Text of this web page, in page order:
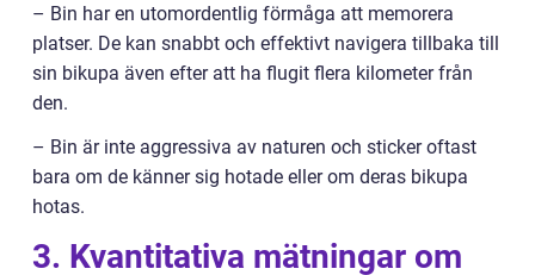
– Bin har en utomordentlig förmåga att memorera
platser. De kan snabbt och effektivt navigera tillbaka till
sin bikupa även efter att ha flugit flera kilometer från
den.
– Bin är inte aggressiva av naturen och sticker oftast
bara om de känner sig hotade eller om deras bikupa
hotas.
3. Kvantitativa mätningar om